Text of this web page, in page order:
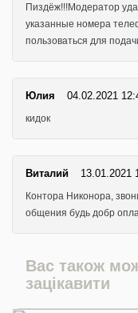
Пиздёж!!!Модератор
указанные номера
пользоваться для
Юлия 04.02.2021
кидок
Виталий 13.01.2021
Контора Никонора,
общения будь добр
Вас також
зацікавити